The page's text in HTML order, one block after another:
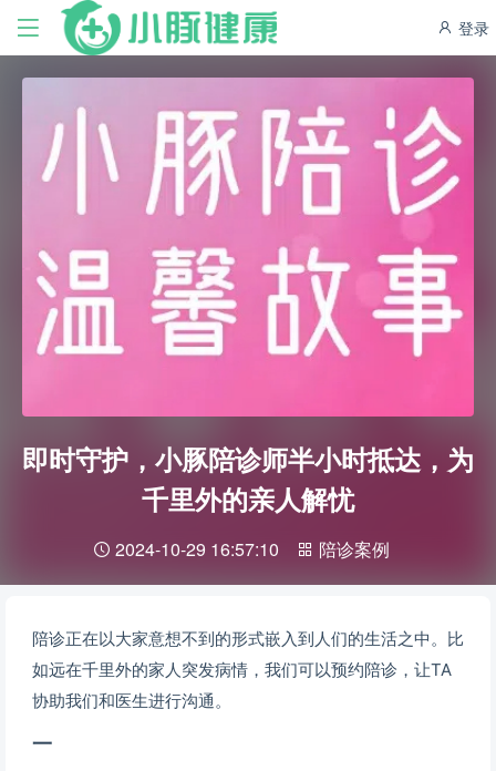
登录
即时守护，小豚陪诊师半小时抵达，为
千里外的亲人解忧
2024-10-29 16:57:10 陪诊案例
陪诊正在以大家意想不到的形式嵌入到人们的生活之中。 比
如远在千里外的家人突发病情， 我们可以预约陪诊， 让TA
协助我们和医生进行沟通。
一